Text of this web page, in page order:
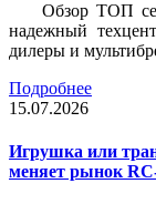
Обзор ТОП
надежный
дилеры и
Подробнее
15.07.2026
Игрушка или
меняет рынок